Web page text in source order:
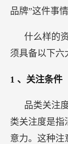
品牌”这件事
什么样的
须具备以下六
1 、关注条件
品类关注
类关注度是指
意力。这种注